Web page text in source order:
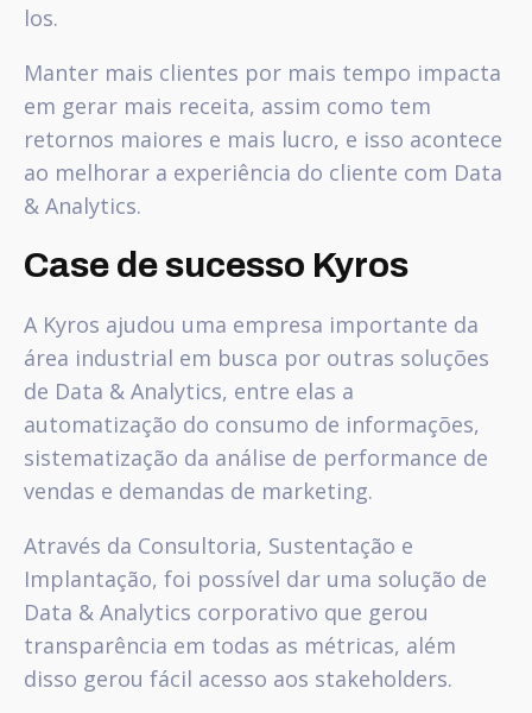
los.
Manter mais clientes por mais tempo impacta
em gerar mais receita, assim como tem
retornos maiores e mais lucro, e isso acontece
ao melhorar a experiência do cliente com Data
& Analytics.
Case de sucesso Kyros
A Kyros ajudou uma empresa importante da
área industrial em busca por outras soluções
de Data & Analytics, entre elas a
automatização do consumo de informações,
sistematização da análise de performance de
vendas e demandas de marketing.
Através da Consultoria, Sustentação e
Implantação, foi possível dar uma solução de
Data & Analytics corporativo que gerou
transparência em todas as métricas, além
disso gerou fácil acesso aos stakeholders.